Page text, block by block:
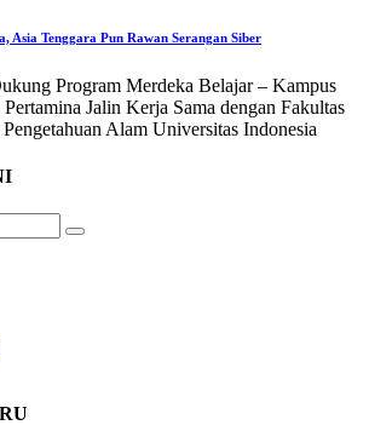
Asia Tenggara Pun Rawan Serangan Siber
Program Merdeka Belajar – Kampus
Jalin Kerja Sama dengan Fakultas
Alam Universitas Indonesia